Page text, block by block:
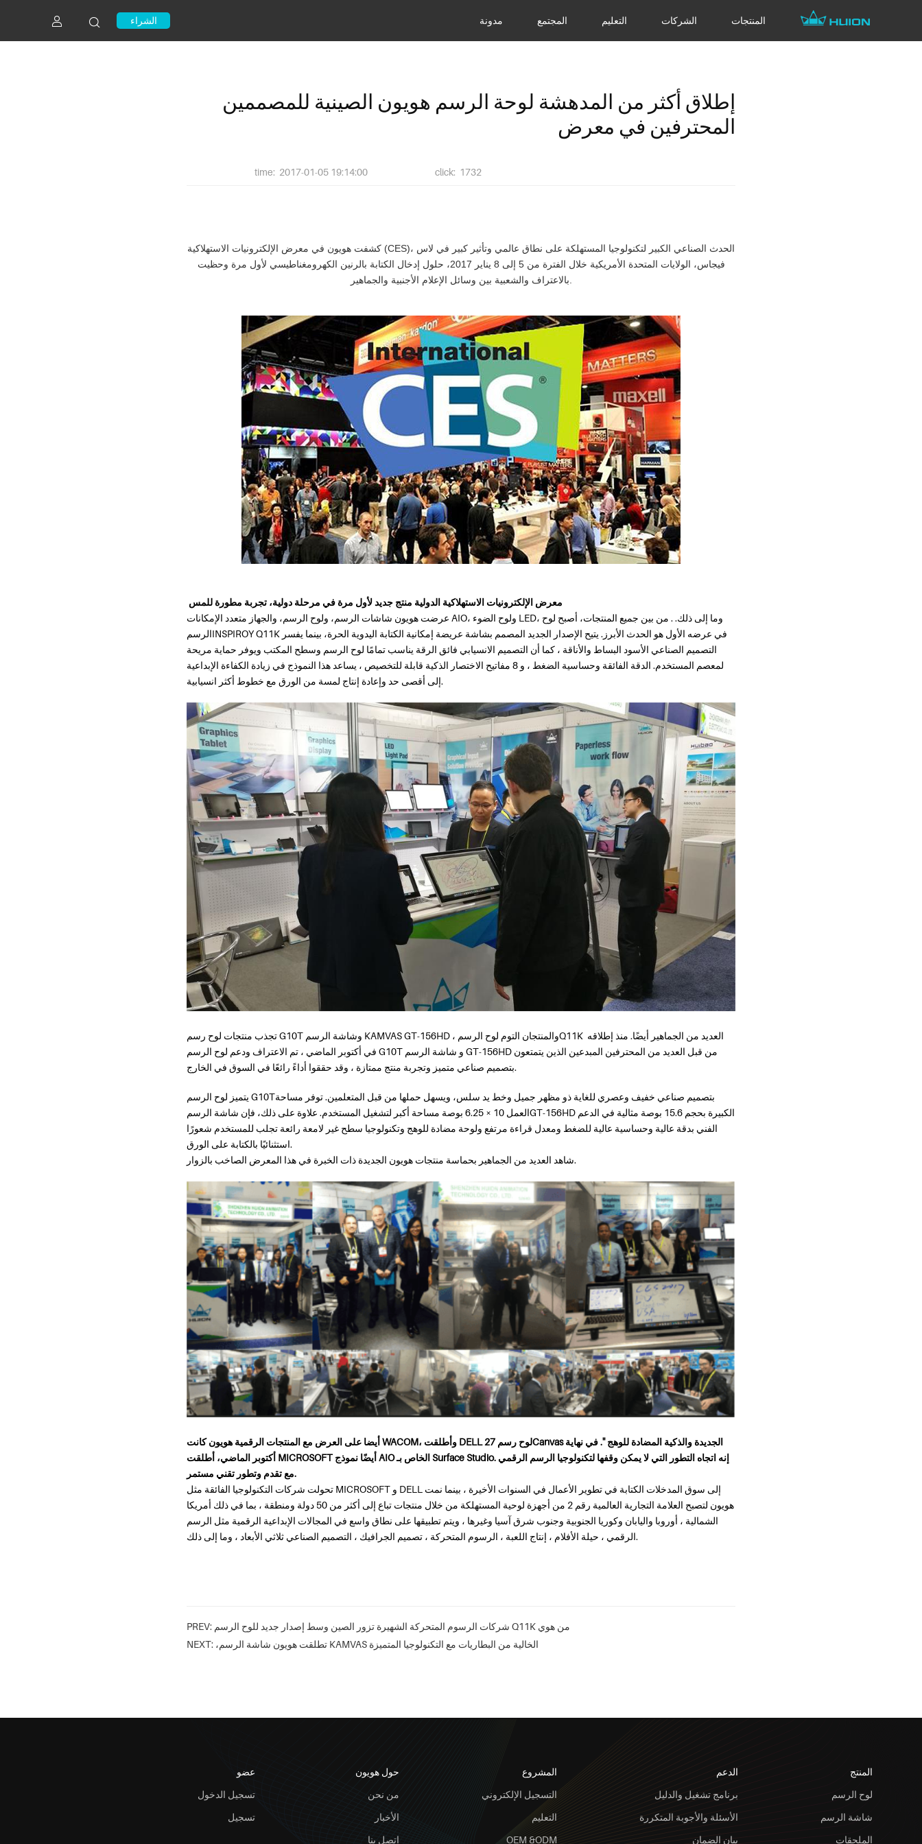
المنتجات الشركات التعليم المجتمع مدونة الشراء
إطلاق أكثر من المدهشة لوحة الرسم هويون الصينية للمصممين
المحترفين في معرض
time: 2017-01-05 19:14:00 click: 1732
كشفت هويون في معرض الإلكترونيات الاستهلاكية (CES)، الحدث الصناعي الكبير لتكنولوجيا المستهلكة على نطاق عالمي وتأثير كبير في لاس
فيجاس، الولايات المتحدة الأمريكية خلال الفترة من 5 إلى 8 يناير 2017، حلول إدخال الكتابة بالرنين الكهرومغناطيسي لأول مرة وحظيت
معرض الإلكترونيات الاستهلاكية الدولية منتج جديد لأول مرة في مرحلة دولية، تجربة مطورة للمس
عرضت هويون شاشات الرسم، ولوح الرسم، والجهاز متعدد الإمكانات AIO، ولوح الضوء LED، وما إلى ذلك. . من بين جميع المنتجات، أصبح لوح
الرسمINSPIROY Q11K في عرضه الأول هو الحدث الأبرز. يتيح الإصدار الجديد المصمم بشاشة عريضة إمكانية الكتابة اليدوية الحرة، بينما يفسر
التصميم الصناعي الأسود البساط والأناقة ، كما أن التصميم الانسيابي فائق الرقة يناسب تمامًا لوح الرسم وسطح المكتب ويوفر حماية مريحة
لمعصم المستخدم. الدقة الفائقة وحساسية الضغط ، و 8 مفاتيح الاختصار الذكية قابلة للتخصيص ، يساعد هذا النموذج في زيادة الكفاءة الإبداعية
إلى أقصى حد وإعادة إنتاج لمسة من الورق مع خطوط أكثر انسيابية.
تجذب منتجات لوح رسم G10T وشاشة الرسم KAMVAS GT-156HD ، والمنتجان التوم لوح الرسمQ11K العديد من الجماهير أيضًا. منذ إطلاقه
في أكتوبر الماضي ، تم الاعتراف ودعم لوح الرسم G10T و شاشة الرسم GT-156HD من قبل العديد من المحترفين المبدعين الذين يتمتعون
بتصميم صناعي متميز وتجربة منتج ممتازة ، وقد حققوا أداءً رائعًا في السوق في الخارج.
يتميز لوح الرسم G10Tبتصميم صناعي خفيف وعصري للغاية ذو مظهر جميل وخط يد سلس، ويسهل حملها من قبل المتعلمين. توفر مساحة
العمل 10 × 6.25 بوصة مساحة أكبر لتشغيل المستخدم. علاوة على ذلك، فإن شاشة الرسمGT-156HD الكبيرة بحجم 15.6 بوصة مثالية في الدعم
الفني بدقة عالية وحساسية عالية للضغط ومعدل قراءة مرتفع ولوحة مضادة للوهج وتكنولوجيا سطح غير لامعة رائعة تجلب للمستخدم شعورًا
استثنائيًا بالكتابة على الورق.
شاهد العديد من الجماهير بحماسة منتجات هويون الجديدة ذات الخبرة في هذا المعرض الصاخب بالزوار.
أيضا على العرض مع المنتجات الرقمية هويون كانت WACOM، وأطلقت DELL لوح رسم 27Canvas الجديدة والذكية المضادة للوهج ''. في نهاية
أكتوبر الماضي، أطلقت MICROSOFT أيضًا نموذج AIO الخاص بـ Surface Studio. إنه اتجاه التطور التي لا يمكن وقفها لتكنولوجيا الرسم الرقمي
مع تقدم وتطور تقني مستمر.
تحولت شركات التكنولوجيا الفائقة مثل MICROSOFT و DELL إلى سوق المدخلات الكتابة في تطوير الأعمال في السنوات الأخيرة ، بينما نمت
هويون لتصبح العلامة التجارية العالمية رقم 2 من أجهزة لوحية المستهلكة من خلال منتجات تباع إلى أكثر من 50 دولة ومنطقة ، بما في ذلك أمريكا
الشمالية ، أوروبا واليابان وكوريا الجنوبية وجنوب شرق آسيا وغيرها ، ويتم تطبيقها على نطاق واسع في المجالات الإبداعية الرقمية مثل الرسم
الرقمي ، حيلة الأفلام ، إنتاج اللعبة ، الرسوم المتحركة ، تصميم الجرافيك ، التصميم الصناعي ثلاثي الأبعاد ، وما إلى ذلك.
PREV:
شركات الرسوم المتحركة الشهيرة تزور الصين وسط إصدار جديد للوح الرسم Q11K من هوي
NEXT:
،تطلقت هويون شاشة الرسم KAMVAS الخالية من البطاريات مع التكنولوجيا المتميزة
المنتج
لوح الرسم
شاشة الرسم
الملحقات
الدعم
برنامج تشغيل والدليل
الأسئلة والأجوبة المتكررة
بيان الضمان
المشروع
التسجيل الإلكتروني
التعليم
OEM &ODM
حول هويون
من نحن
الأخبار
اتصل بنا
عضو
تسجيل الدخول
تسجيل